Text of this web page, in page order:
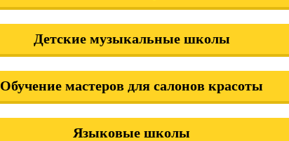
Детские музыкальные школы
Обучение мастеров для салонов красоты
Языковые школы